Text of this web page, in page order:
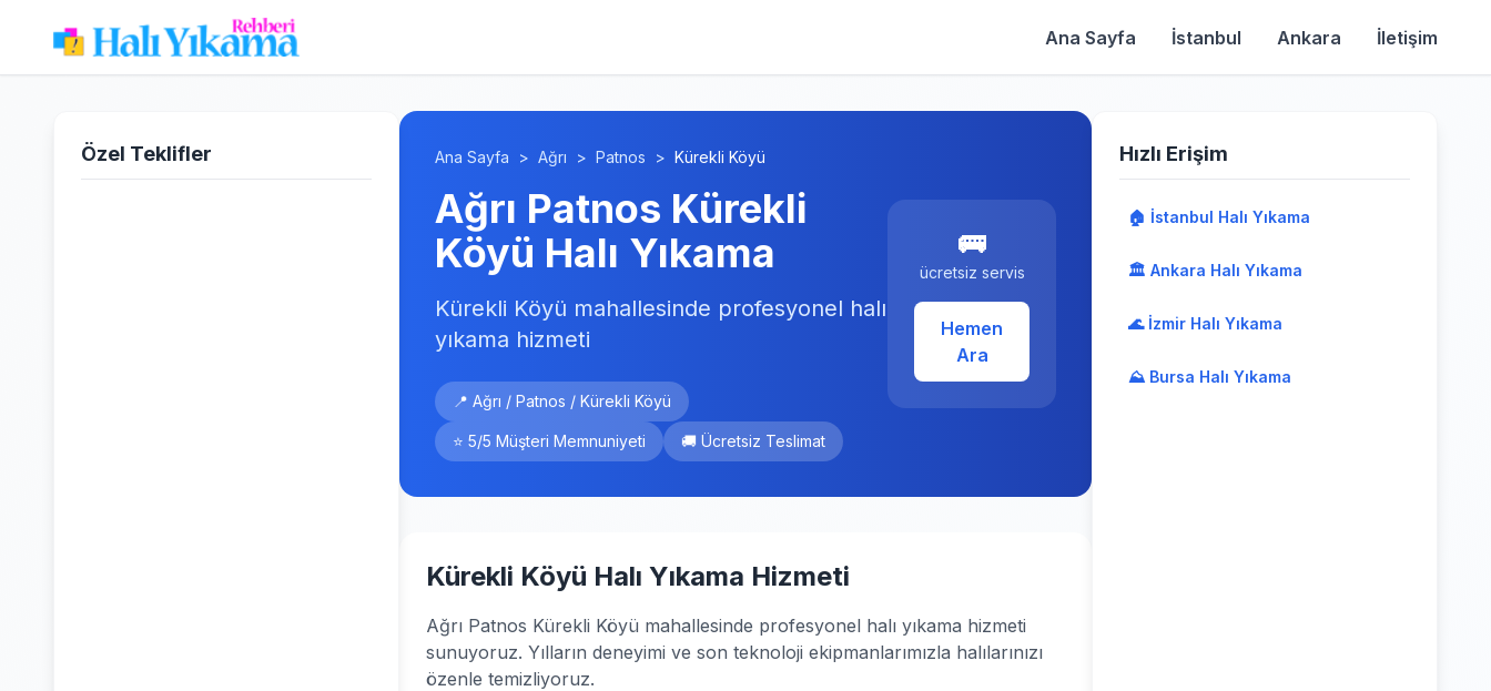
Ana Sayfa İstanbul Ankara İletişim
Özel Teklifler Ana Sayfa > Ağrı > Patnos > Kürekli Köyü
Ağrı Patnos Kürekli
Köyü Halı Yıkama
Kürekli Köyü mahallesinde profesyonel halı
yıkama hizmeti
📍 Ağrı / Patnos / Kürekli Köyü
⭐ 5/5 Müşteri Memnuniyeti 🚚 Ücretsiz Teslimat
🚌
ücretsiz servis
Hemen
Ara
Kürekli Köyü Halı Yıkama Hizmeti
Ağrı Patnos Kürekli Köyü mahallesinde profesyonel halı yıkama hizmeti
sunuyoruz. Yılların deneyimi ve son teknoloji ekipmanlarımızla halılarınızı
özenle temizliyoruz.
Hızlı Erişim
🏠 İstanbul Halı Yıkama
🏛️ Ankara Halı Yıkama
🌊 İzmir Halı Yıkama
⛰️ Bursa Halı Yıkama